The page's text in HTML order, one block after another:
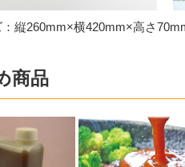
縦260mm×横420mm×高さ
商品